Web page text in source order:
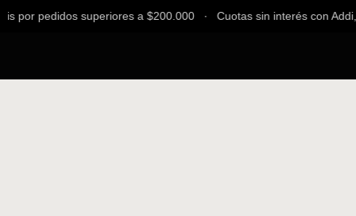
pedidos superiores a $200.000 ∙ Cuotas sin interés con Addi,